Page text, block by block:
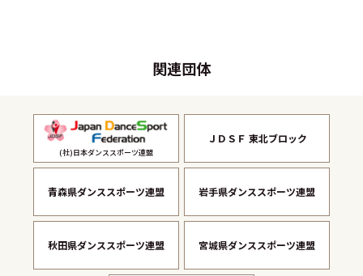
関連団体
(社)日本ダンススポーツ連盟
ＪＤＳＦ 東北ブロック
青森県ダンススポーツ連盟 岩手県ダンススポーツ連盟
秋田県ダンススポーツ連盟 宮城県ダンススポーツ連盟